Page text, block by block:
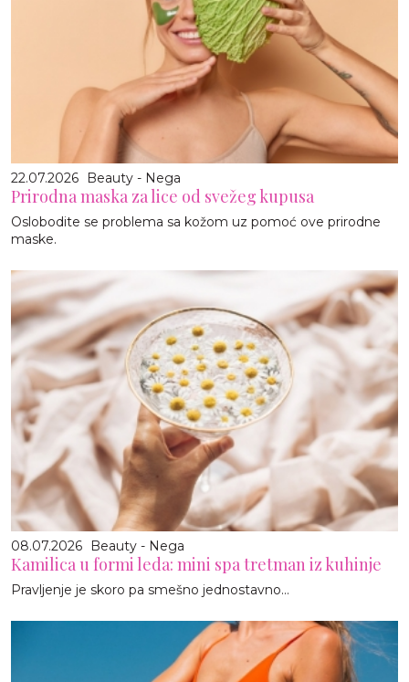
22.07.2026 Beauty - Nega
Prirodna maska za lice od svežeg kupusa
Oslobodite se problema sa kožom uz pomoć ove prirodne
maske.
08.07.2026 Beauty - Nega
Kamilica u formi leda: mini spa tretman iz kuhinje
Pravljenje je skoro pa smešno jednostavno…